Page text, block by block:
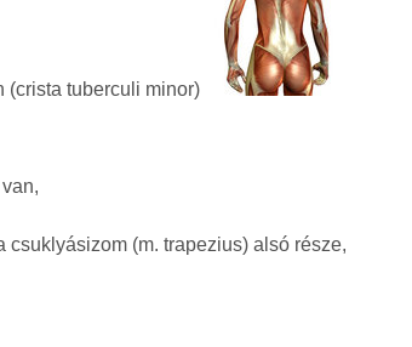
(crista tuberculi minor)
csuklyásizom (m. trapezius) alsó része,